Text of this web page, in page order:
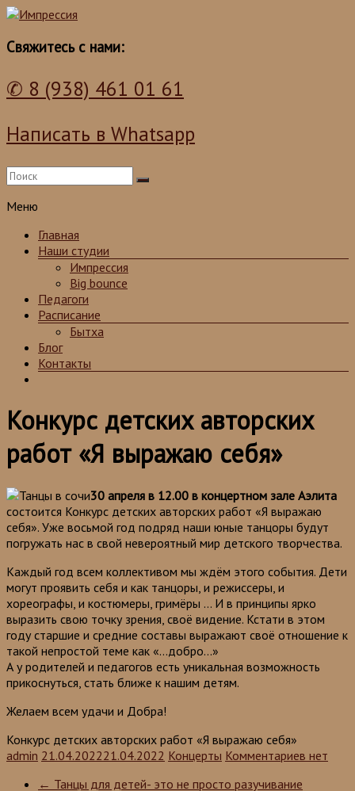
Импрессия
Школа танцев для детей и взрослых
Свяжитесь с нами:
✆ 8 (938) 461 01 61
Написать в Whatsapp
Меню
Главная
Наши студии
Импрессия
Big bounce
Педагоги
Расписание
Бытха
Блог
Контакты
Конкурс детских авторских
работ «Я выражаю себя»
30 апреля в 12.00 в концертном зале Аэлита
состоится Конкурс детских авторских работ «Я выражаю
себя». Уже восьмой год подряд наши юные танцоры будут
погружать нас в свой невероятный мир детского творчества.
Каждый год всем коллективом мы ждём этого события. Дети
могут проявить себя и как танцоры, и режиссеры, и
хореографы, и костюмеры, гримёры … И в принципы ярко
выразить свою точку зрения, своё видение. Кстати в этом
году старшие и средние составы выражают своё отношение к
такой непростой теме как «…добро…»
А у родителей и педагогов есть уникальная возможность
прикоснуться, стать ближе к нашим детям.
Желаем всем удачи и Добра!
Конкурс детских авторских работ «Я выражаю себя»
admin 21.04.202221.04.2022 Концерты Комментариев нет
← Танцы для детей- это не просто разучивание